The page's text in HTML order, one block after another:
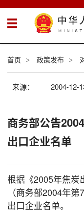
首页 > 政策发布 >
来源： 2004-12-
商务部公告
出口企业名单
根据《2005年焦炭
（商务部2004年
出口企业名单。